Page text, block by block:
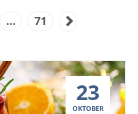
… 71
23
OKTOBER